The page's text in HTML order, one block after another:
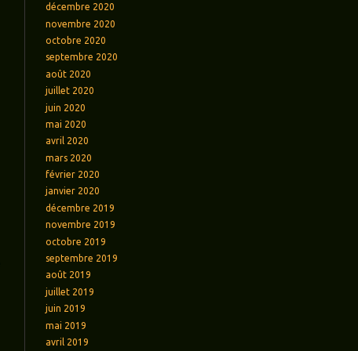
décembre 2020
novembre 2020
octobre 2020
septembre 2020
août 2020
juillet 2020
juin 2020
mai 2020
avril 2020
mars 2020
février 2020
janvier 2020
décembre 2019
novembre 2019
octobre 2019
septembre 2019
août 2019
juillet 2019
juin 2019
mai 2019
avril 2019